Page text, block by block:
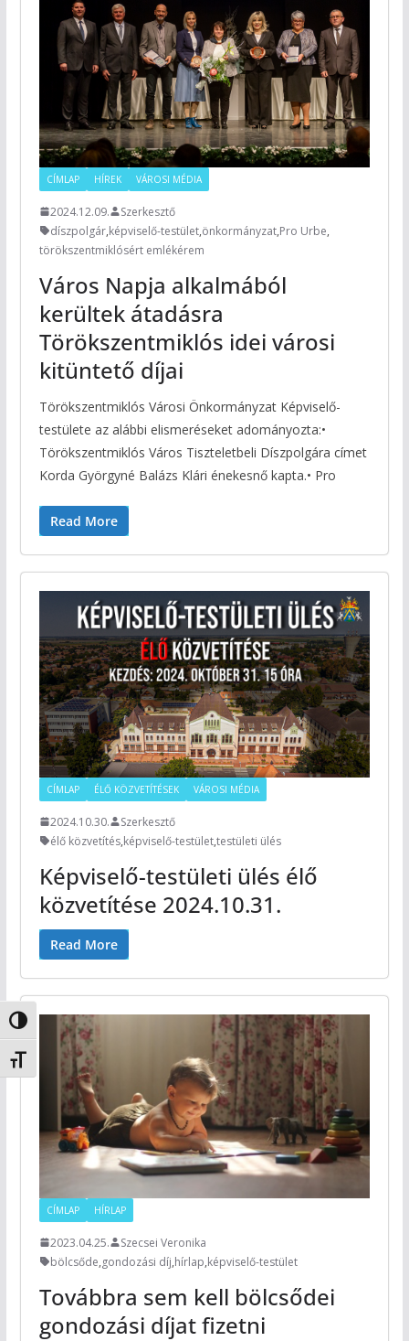
Nagy kontraszt váltása
Betűméret váltása
CÍMLAP HÍREK VÁROSI MÉDIA
2024.12.09.
Szerkesztő
díszpolgár,képviselő-testület,önkormányzat,Pro Urbe,
törökszentmiklósért emlékérem
Város Napja alkalmából
kerültek átadásra
Törökszentmiklós idei városi
kitüntető díjai
Törökszentmiklós Városi Önkormányzat Képviselő-
testülete az alábbi elismeréseket adományozta:•
Törökszentmiklós Város Tiszteletbeli Díszpolgára címet
Korda Györgyné Balázs Klári énekesnő kapta.• Pro
Read More
CÍMLAP ÉLŐ KÖZVETÍTÉSEK VÁROSI MÉDIA
2024.10.30.
Szerkesztő
élő közvetítés,képviselő-testület,testületi ülés
Képviselő-testületi ülés élő
közvetítése 2024.10.31.
Read More
CÍMLAP HÍRLAP
2023.04.25.
Szecsei Veronika
bölcsőde,gondozási díj,hírlap,képviselő-testület
Továbbra sem kell bölcsődei
gondozási díjat fizetni